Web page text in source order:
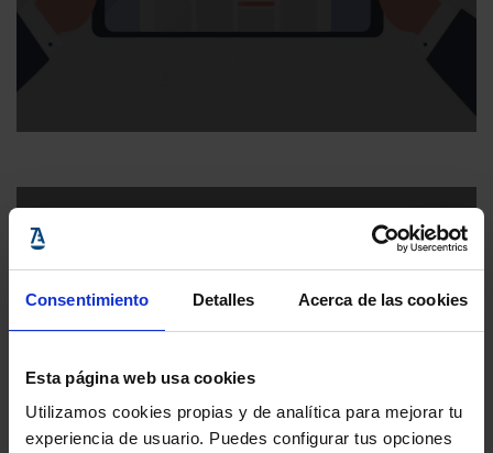
Consentimiento Detalles Acerca de las cookies
Esta página web usa cookies
Utilizamos cookies propias y de analítica para mejorar tu
experiencia de usuario. Puedes configurar tus opciones
Revista Abogacía Española